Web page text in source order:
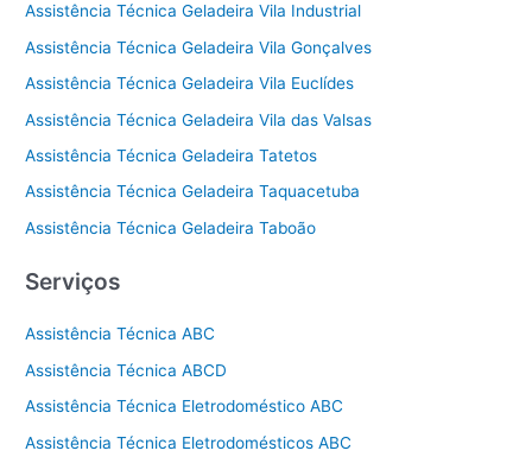
Assistência Técnica Geladeira Vila Industrial
Assistência Técnica Geladeira Vila Gonçalves
Assistência Técnica Geladeira Vila Euclídes
Assistência Técnica Geladeira Vila das Valsas
Assistência Técnica Geladeira Tatetos
Assistência Técnica Geladeira Taquacetuba
Assistência Técnica Geladeira Taboão
Serviços
Assistência Técnica ABC
Assistência Técnica ABCD
Assistência Técnica Eletrodoméstico ABC
Assistência Técnica Eletrodomésticos ABC